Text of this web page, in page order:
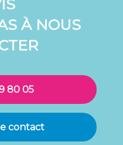
À NOUS
80 05
contact